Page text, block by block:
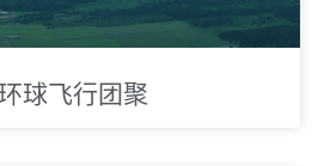
球飞行团聚